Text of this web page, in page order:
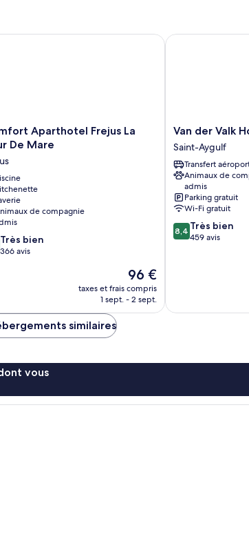
Aparthotel Frejus La
De Mare
de compagnie
Très bien
366 avis
Le
nouveau
prix
96 €
taxes et frais compris
1 sept. - 2 sept.
Aparthotel Frejus La Tour De Mare
Van
der
Valk
Hotel
Saint
Aygulf
Saint-
Aygulf
Van der Valk
Saint-Aygulf
Transfert
Animaux de
admis
Parking gratuit
Wi-Fi gratuit
8.4
sur
8,4 Très bien
459 avis
Van der Valk
similaires
vous